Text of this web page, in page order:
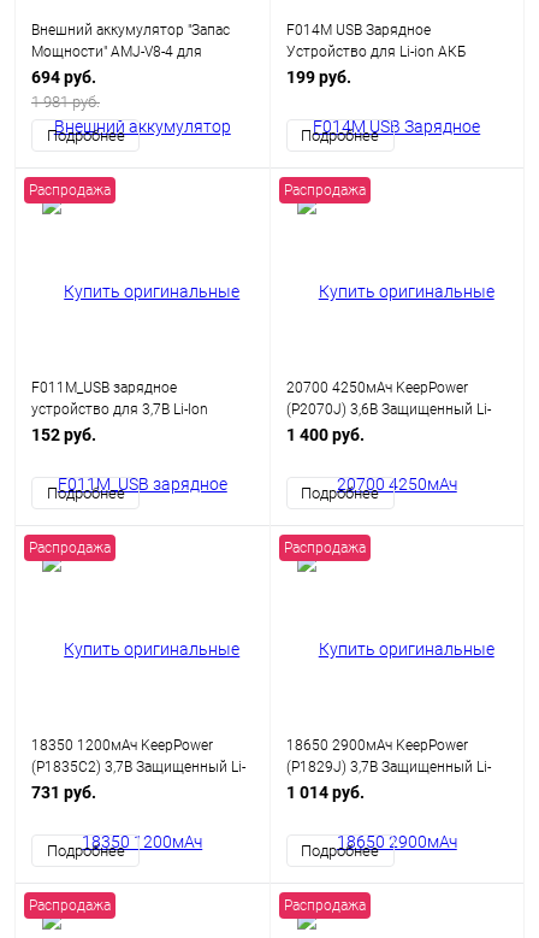
Внешний аккумулятор "Запас
Мощности" AMJ-V8-4 для
4х18650 (без аккумуляторов)
694 руб.
1 981 руб.
Подробнее
F014M USB Зарядное
Устройство для Li-ion АКБ
(вход/вых.:USB 5В)
199 руб.
Подробнее
Распродажа
F011M_USB зарядное
устройство для 3,7В Li-Ion
аккумуляторной батареи
152 руб.
Подробнее
Распродажа
20700 4250мАч KeepPower
(P2070J) 3,6В Защищенный Li-
Ion аккумулятор
1 400 руб.
Подробнее
Распродажа
18350 1200мАч KeepPower
(P1835C2) 3,7В Защищенный Li-
Ion аккумулятор
731 руб.
Подробнее
Распродажа
18650 2900мАч KeepPower
(P1829J) 3,7В Защищенный Li-
Ion аккумулятор
1 014 руб.
Подробнее
Распродажа Распродажа